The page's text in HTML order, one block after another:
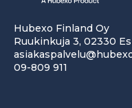
Hubexo Finland Oy
Ruukinkuja 3, 02330
09-809 911